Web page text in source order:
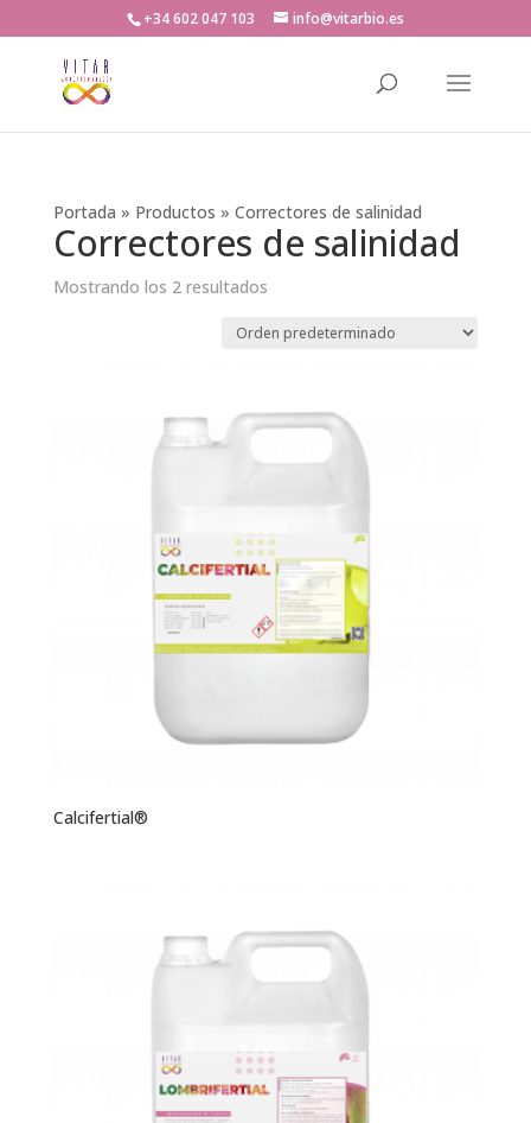
+34 602 047 103 info@vitarbio.es
Búsqueda
productos
Portada » Productos » Correctores de salinidad
Correctores de salinidad
Mostrando los 2 resultados
Calcifertial®